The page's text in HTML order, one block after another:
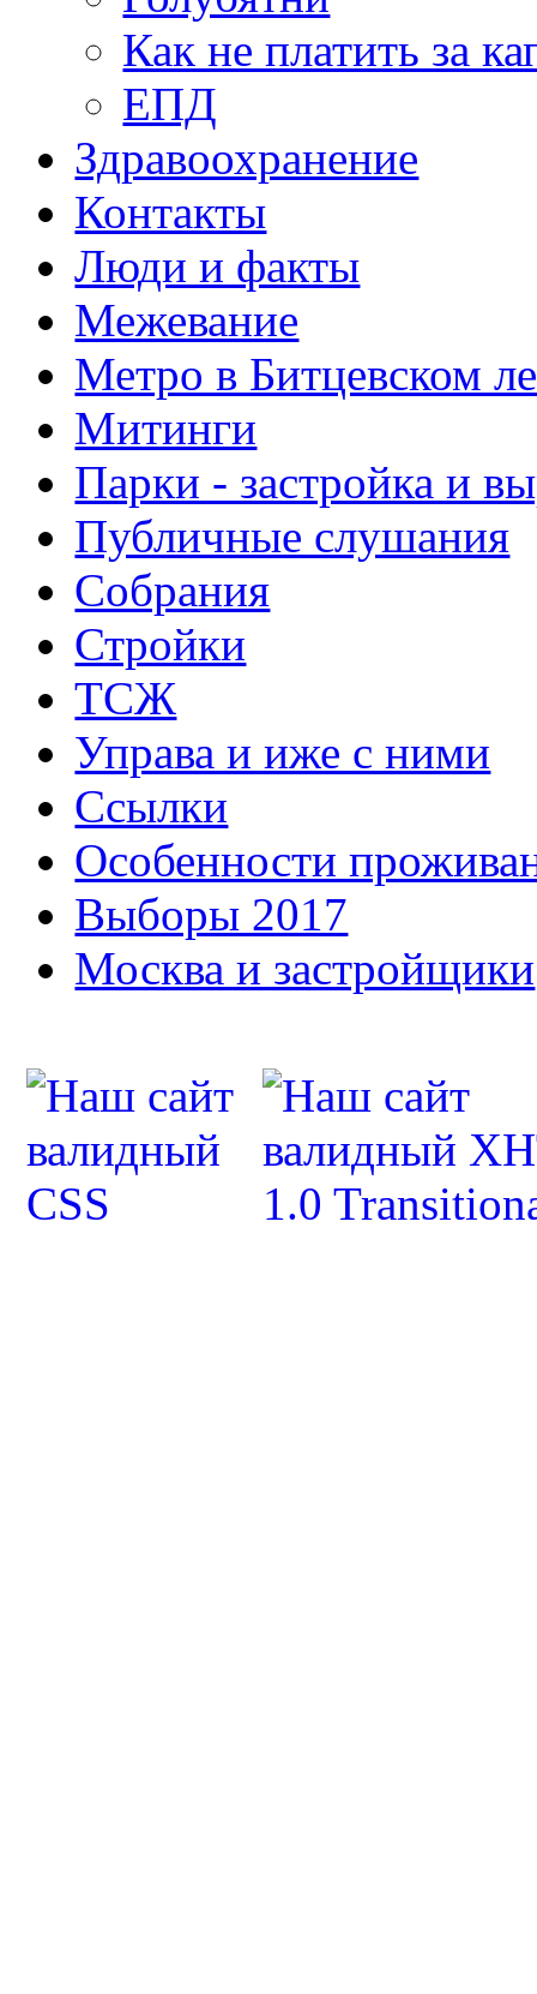
Как не платить за
ЕПД
Здравоохранение
Контакты
Люди и факты
Межевание
Метро в Битцевском
Митинги
Парки - застройка и
Публичные слушания
Собрания
Стройки
ТСЖ
Управа и иже с ними
Ссылки
Особенности
Выборы 2017
Москва и застройщики